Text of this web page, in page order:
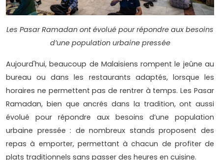
Les Pasar Ramadan ont évolué pour répondre aux besoins
d’une population urbaine pressée
Aujourd'hui, beaucoup de Malaisiens rompent le jeûne au
bureau ou dans les restaurants adaptés, lorsque les
horaires ne permettent pas de rentrer à temps. Les Pasar
Ramadan, bien que ancrés dans la tradition, ont aussi
évolué pour répondre aux besoins d’une population
urbaine pressée : de nombreux stands proposent des
repas à emporter, permettant à chacun de profiter de
plats traditionnels sans passer des heures en cuisine.